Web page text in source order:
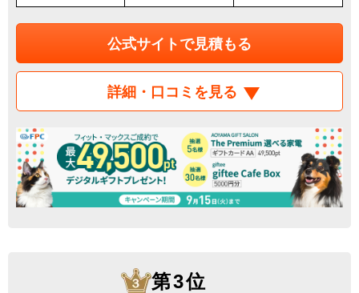
公式サイトで見積もる
詳細・口コミを見る
第3位